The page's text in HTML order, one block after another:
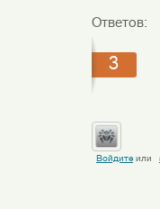
Ответов:
3
Войдитеили